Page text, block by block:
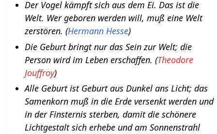
Der Vogel kämpft sich aus dem Ei. Das ist die
Welt. Wer geboren werden will, muß eine Welt
zerstören. (Hermann Hesse)
Die Geburt bringt nur das Sein zur Welt; die
Person wird im Leben erschaffen. (Theodore
Jouffroy)
Alle Geburt ist Geburt aus Dunkel ans Licht; das
Samenkorn muß in die Erde versenkt werden und
in der Finsternis sterben, damit die schönere
Lichtgestalt sich erhebe und am Sonnenstrahl